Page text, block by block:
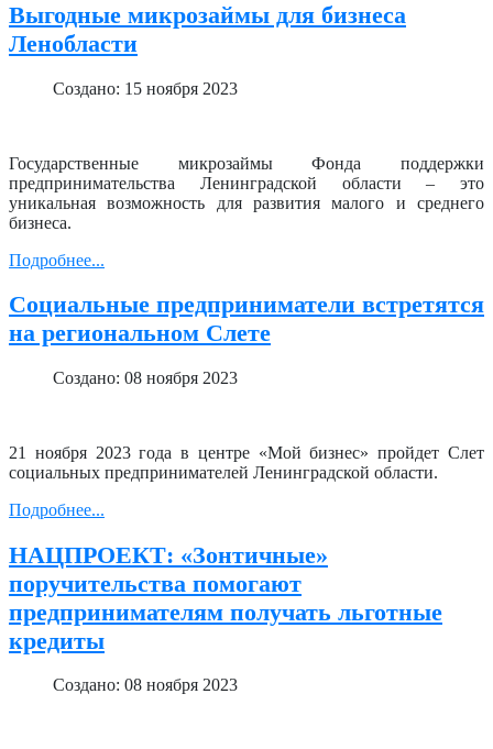
Выгодные микрозаймы для бизнеса
Ленобласти
Создано: 15 ноября 2023
Государственные микрозаймы Фонда поддержки
предпринимательства Ленинградской области – это
уникальная возможность для развития малого и среднего
бизнеса.
Подробнее...
Социальные предприниматели встретятся
на региональном Слете
Создано: 08 ноября 2023
21 ноября 2023 года в центре «Мой бизнес» пройдет Слет
социальных предпринимателей Ленинградской области.
Подробнее...
НАЦПРОЕКТ: «Зонтичные»
поручительства помогают
предпринимателям получать льготные
кредиты
Создано: 08 ноября 2023